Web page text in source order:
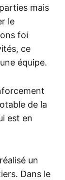
mais
le
foi
ce
équipe.
de la
est en
un
Dans le